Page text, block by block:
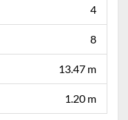
4
8
13.47 m
1.20 m